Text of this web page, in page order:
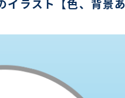
イラスト【色、背景